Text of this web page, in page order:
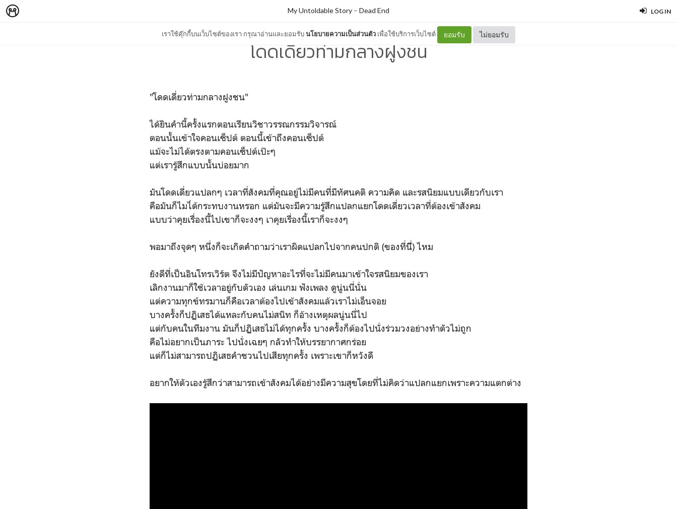
LOG IN
เราใช้คุ๊กกี้บนเว็บไซต์ของเรา กรุณาอ่านและยอมรับนโยบายความเป็นส่วนตัว เพื่อใช้บริการเว็บไซต์ ยอมรับ ไม่ยอมรับ
My Untoldable Story – Dead End
โดดเดี่ยวท่ามกลางฝูงชน
"โดดเดี่ยวท่ามกลางฝูงชน"
ได้ยินคำนี้ครั้งแรกตอนเรียนวิชาวรรณกรรมวิจารณ์
ตอนนั้นเข้าใจคอนเซ็ปต์ ตอนนี้เข้าถึงคอนเซ็ปต์
แม้จะไม่ได้ตรงตามคอนเซ็ปต์เป๊ะๆ
แต่เรารู้สึกแบบนั้นบ่อยมาก
มันโดดเดี่ยวแปลกๆ เวลาที่สังคมที่คุณอยู่ไม่มีคนที่มีทัศนคติ ความคิด และรสนิยมแบบเดียวกับเรา
คือมันก็ไมไ่ด้กระทบงานหรอก แต่มันจะมีความรู้สึกแปลกแยกโดดเดี่ยวเวลาที่ต้องเข้าสังคม
แบบว่าคุยเรื่องนี้ไปเขาก็จะงงๆ เาคุยเรื่องนี้เราก็จะงงๆ
พอมาถึงจุดๆ หนึ่งก็จะเกิดคำถามว่าเราผิดแปลกไปจากคนปกติ (ของที่นึี่) ไหม
ยังดีที่เป็นอินโทรเวิร์ต จึงไม่มีปัญหาอะไรที่จะไม่มีคนมาเข้าใจรสนิยมของเรา
เลิกงานมาก็ใช้เวลาอยู่กับตัวเอง เล่นเกม ฟังเพลง ดูนู่นนี่นั่น
แต่ความทุกข์ทรมานก็คือเวลาต้องไปเข้าสังคมแล้วเราไม่เอ็นจอย
บางครั้งก็ปฏิเสธได้แหละกับคนไม่สนิท ก็อ้างเหตุผลนู่นนี่ไป
แต่กับคนในทีมงาน มันก็ปฏิเสธไม่ได้ทุกครั้ง บางครั้งก็ต้องไปนั่งร่วมวงอย่างทำตัวไม่ถูก
คือไม่อยากเป็นภาระ ไปนั่งเฉยๆ กลัวทำให้บรรยากาศกร่อย
แต่ก็ไม่สามารถปฏิเสธคำชวนไปเสียทุกครั้ง เพราะเขาก็หวังดี
อยากให้ตัวเองรู้สึกว่าสามารถเข้าสังคมได้อย่างมีความสุขโดยที่ไม่คิดว่าแปลกแยกเพราะความแตกต่าง